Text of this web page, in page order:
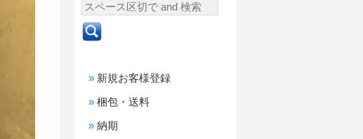
新規お客様登録
梱包・送料
納期